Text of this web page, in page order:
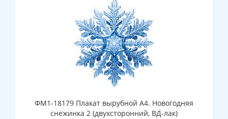
ФМ1-18179 Плакат вырубной А4. Новогодняя
снежинка 2 (двухсторонний, ВД-лак)